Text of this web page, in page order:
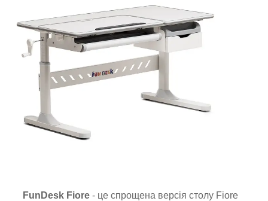
FunDesk Fiore - це спрощена версія столу Fiore